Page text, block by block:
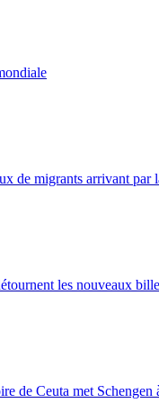
de migrants arrivant par
les nouveaux
de Ceuta met Schengen